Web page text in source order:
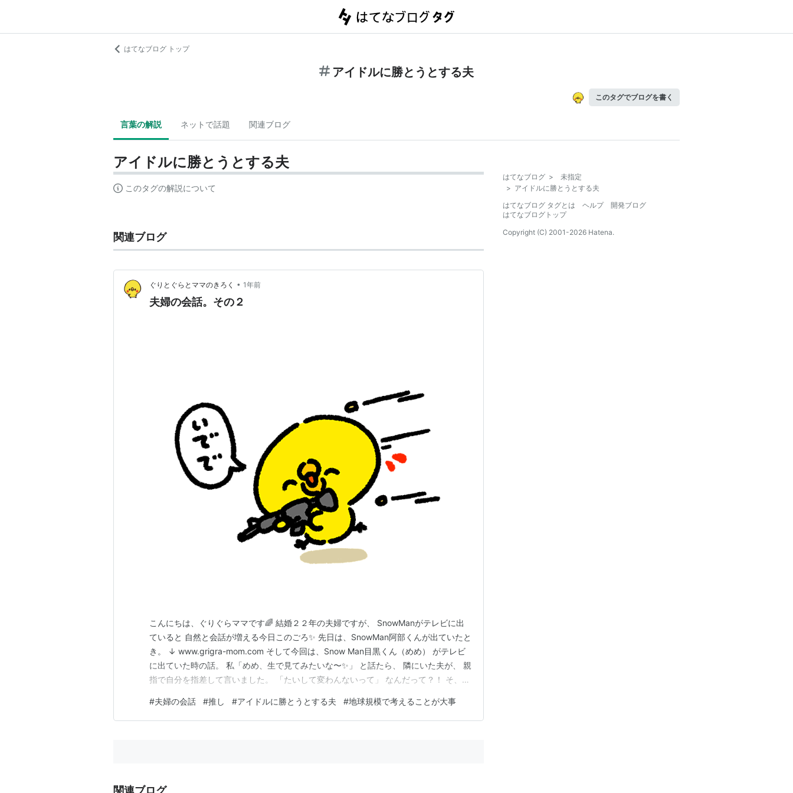
はてなブログ トップ
アイドルに勝とうとする夫
このタグでブログを書く
言葉の解説 ネットで話題 関連ブログ
アイドルに勝とうとする夫
このタグの解説について
関連ブログ
ぐりとぐらとママのきろく • 1年前
夫婦の会話。その２
こんにちは、ぐりぐらママです🌈 結婚２２年の夫婦ですが、 SnowManがテレビに出
ていると 自然と会話が増える今日このごろ✨️ 先日は、SnowMan阿部くんが出ていたと
き。 ↓ www.grigra-mom.com そして今回は、Snow Man目黒くん（めめ） がテレビ
に出ていた時の話。 私「めめ、生で見てみたいな〜✨️」 と話たら、 隣にいた夫が、 親
指で自分を指差して言いました。 「たいして変わんないって」 なんだって？！ そ、そ
わらな・・・。 推しのお陰で今日も円満です。 （劇場版トリリオンゲーム面白か…
#夫婦の会話 #推し #アイドルに勝とうとする夫 #地球規模で考えることが大事
関連ブログ
はてなブログ >
未指定
> アイドルに勝とうとする夫
はてなブログ タグとは
ヘルプ
開発ブログ
はてなブログトップ
Copyright (C) 2001-2026 Hatena.